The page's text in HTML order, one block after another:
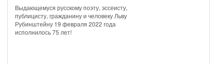
Выдающемуся русскому поэту, эссеисту,
публицисту, гражданину и человеку Льву
Рубинштейну 19 февраля 2022 года
исполнилось 75 лет!